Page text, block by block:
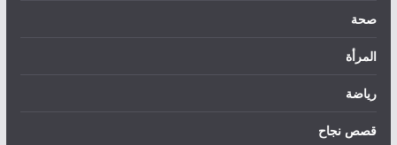
صحة
المرأة
رياضة
قصص نجاح